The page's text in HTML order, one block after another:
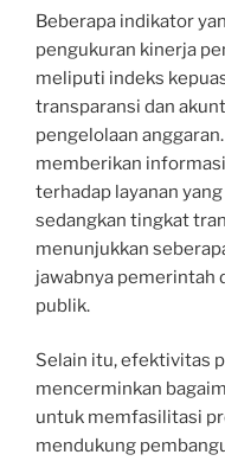
Beberapa indikator
pengukuran kinerja
meliputi indeks
transparansi dan
pengelolaan
memberikan
terhadap layanan
sedangkan tingkat
menunjukkan
jawabnya pemerintah
publik.
Selain itu, efektivitas
mencerminkan
untuk memfasilitasi
mendukung